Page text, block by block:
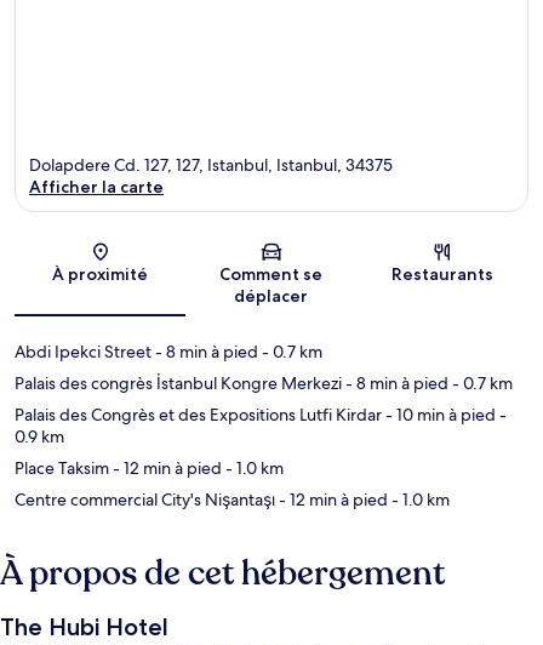
Carte
Dolapdere Cd. 127, 127, Istanbul, Istanbul, 34375
Afficher la carte
À proximité
Comment se
déplacer
Restaurants
Abdi Ipekci Street- 8 min à pied - 0.7 km
Palais des congrès İstanbul Kongre Merkezi- 8 min à pied - 0.7 km
Palais des Congrès et des Expositions Lutfi Kirdar- 10 min à pied -
0.9 km
Place Taksim- 12 min à pied - 1.0 km
Centre commercial City's Nişantaşı- 12 min à pied - 1.0 km
À propos de cet hébergement
The Hubi Hotel